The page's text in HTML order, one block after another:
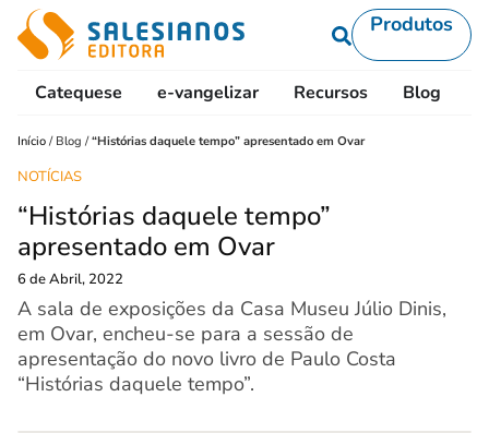
Produtos
Catequese e-vangelizar Recursos Blog
Início / Blog /“Histórias daquele tempo” apresentado em Ovar
NOTÍCIAS
“Histórias daquele tempo”
apresentado em Ovar
6 de Abril, 2022
A sala de exposições da Casa Museu Júlio Dinis,
em Ovar, encheu-se para a sessão de
apresentação do novo livro de Paulo Costa
“Histórias daquele tempo”.